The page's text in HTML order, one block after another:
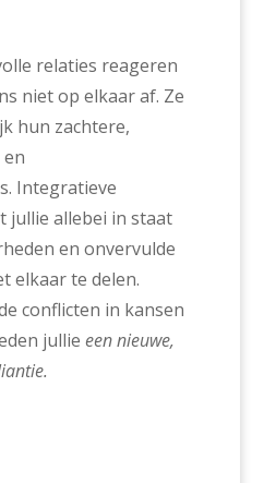
relaties reageren
niet op elkaar af. Ze
hun zachtere,
Integratieve
jullie allebei in staat
en onvervulde
elkaar te delen.
conflicten in kansen
jullie een nieuwe,